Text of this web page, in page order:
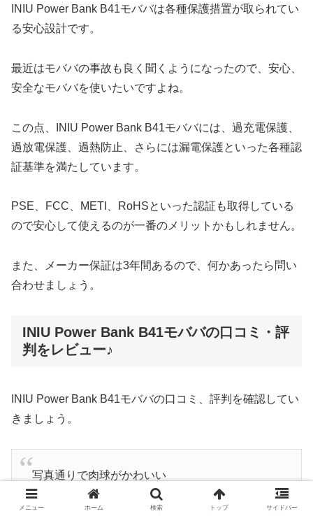
INIU Power Bank B41モババは各種保護措置が取られてい
る安心設計です。
最近はモババの事故も良く聞くようになったので、安心、
安全なモババを使いたいですよね。
この点、INIU Power Bank B41モババには、過充電保護、
過放電保護、過熱防止、さらには漏電保護といった各種認
証基準を満たしています。
PSE、FCC、METI、RoHSといった認証も取得している
ので安心して使えるのが一番のメリットかもしれません。
また、メーカー保証は3年間あるので、何かあったら問い
合わせましょう。
INIU Power Bank B41モババの口コミ・評
判をレビュー♪
INIU Power Bank B41モババの口コミ、評判を確認してい
きましょう。
写真通りで肉球がかわいい
サイズはiPhoneSEくらいで思ったより重かった
メニュー ホーム 検索 トップ サイドバー